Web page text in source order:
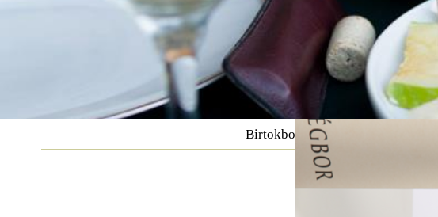
Birtokbor